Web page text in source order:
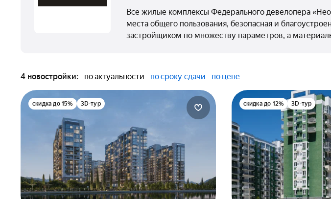
Все жилые комплексы Федерального девелопера
места общего пользования, безопасная и
застройщиком по множеству параметров, а
4 новостройки: по актуальности по сроку сдачи по цене
скидка до 15% 3D-тур скидка до 12% 3D-тур